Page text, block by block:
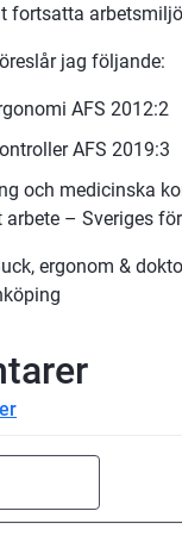
fortsatta
jag följande:
AFS 2012:2
AFS 2019:3
och medicinska
arbete – Sveriges
ergonom &